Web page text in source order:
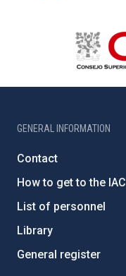
GENERAL INFORMATION
Contact
How to get to the IAC
List of personnel
Library
General register